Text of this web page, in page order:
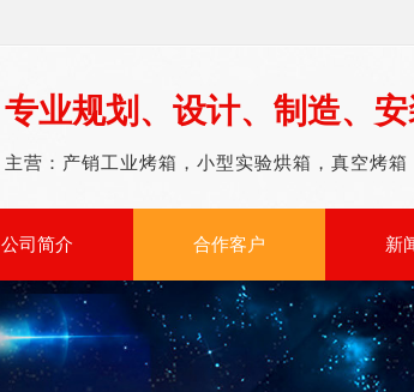
专业规划、设计、制造、
主营：产销工业烤箱，小型实验烘箱，真空烤
公司简介 合作客户 新